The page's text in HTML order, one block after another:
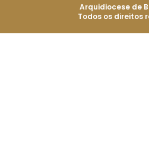
Arquidiocese de
Todos os direitos